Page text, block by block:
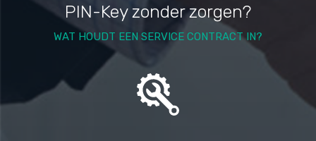
PIN-Key zonder zorgen?
WAT HOUDT EEN SERVICE CONTRACT IN?